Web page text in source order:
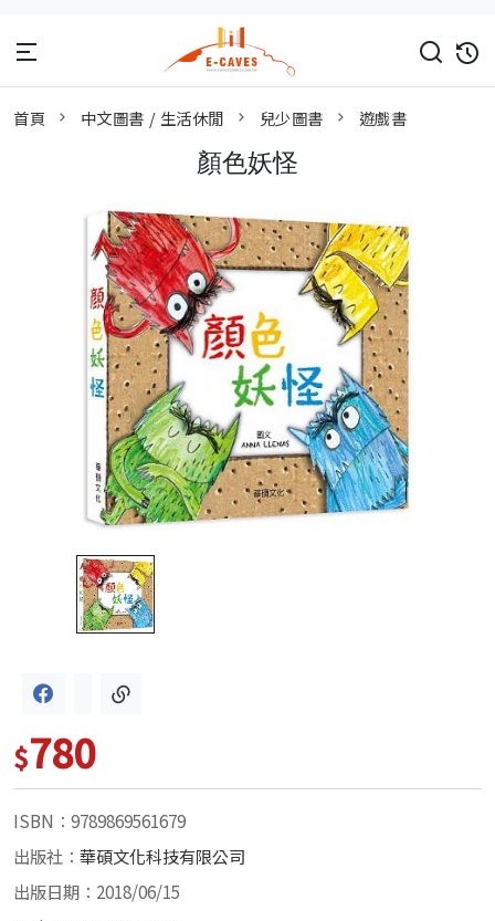
首頁 中文圖書 / 生活休閒 兒少圖書 遊戲書
顏色妖怪
$780
ISBN：9789869561679
出版社： 華碩文化科技有限公司
出版日期：2018/06/15